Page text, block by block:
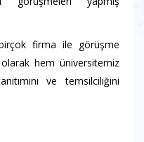
firma ile görüşme
hem üniversitemiz
ve temsilciliğini